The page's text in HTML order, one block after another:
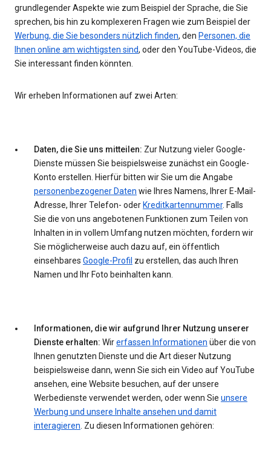
grundlegender Aspekte wie zum Beispiel der Sprache, die Sie
sprechen, bis hin zu komplexeren Fragen wie zum Beispiel der
Werbung, die Sie besonders nützlich finden, den Personen, die
Ihnen online am wichtigsten sind, oder den YouTube-Videos, die
Sie interessant finden könnten.
Wir erheben Informationen auf zwei Arten:
Daten, die Sie uns mitteilen: Zur Nutzung vieler Google-
Dienste müssen Sie beispielsweise zunächst ein Google-
Konto erstellen. Hierfür bitten wir Sie um die Angabe
personenbezogener Daten wie Ihres Namens, Ihrer E-Mail-
Adresse, Ihrer Telefon- oder Kreditkartennummer. Falls
Sie die von uns angebotenen Funktionen zum Teilen von
Inhalten in in vollem Umfang nutzen möchten, fordern wir
Sie möglicherweise auch dazu auf, ein öffentlich
einsehbares Google-Profil zu erstellen, das auch Ihren
Namen und Ihr Foto beinhalten kann.
Informationen, die wir aufgrund Ihrer Nutzung unserer
Dienste erhalten: Wirerfassen Informationen über die von
Ihnen genutzten Dienste und die Art dieser Nutzung
beispielsweise dann, wenn Sie sich ein Video auf YouTube
ansehen, eine Website besuchen, auf der unsere
Werbedienste verwendet werden, oder wenn Sie unsere
Werbung und unsere Inhalte ansehen und damit
interagieren. Zu diesen Informationen gehören: